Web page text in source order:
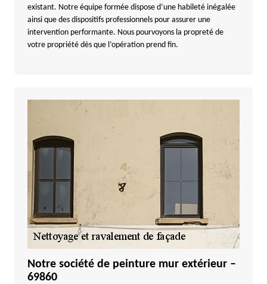
existant. Notre équipe formée dispose d’une habileté inégalée
ainsi que des dispositifs professionnels pour assurer une
intervention performante. Nous pourvoyons la propreté de
votre propriété dès que l’opération prend fin.
Notre société de peinture mur extérieur –
69860